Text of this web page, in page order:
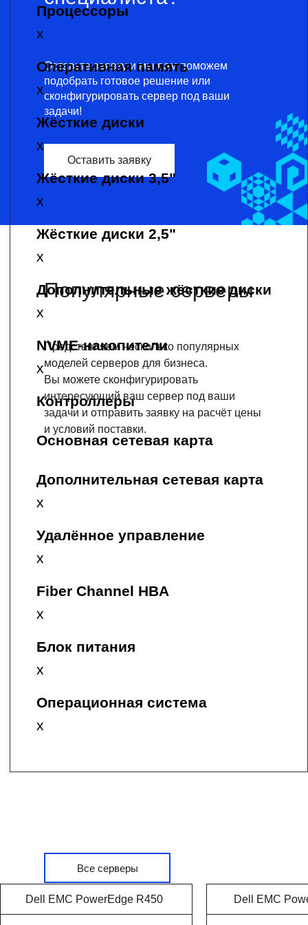
Оставьте заявку и мы вам поможем
подобрать готовое решение или
сконфигурировать сервер под ваши
задачи!
Оставить заявку
Популярные серверы
Представляем несколько популярных
моделей серверов для бизнеса.
Вы можете сконфигурировать
интересующий ваш сервер под ваши
задачи и отправить заявку на расчёт цены
и условий поставки.
Все серверы
Dell EMC PowerEdge R450 Dell EMC